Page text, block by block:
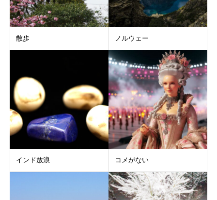
散歩 ノルウェー
インド放浪 コメがない